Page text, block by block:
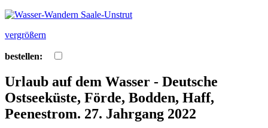
vergrößern
bestellen:
Urlaub auf dem Wasser - Deutsche
Ostseeküste, Förde, Bodden, Haff,
Peenestrom. 27. Jahrgang 2022